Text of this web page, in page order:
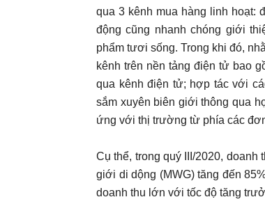
qua 3 kênh mua hàng linh hoạt:
động cũng nhanh chóng giới
phẩm tươi sống. Trong khi đó,
kênh trên nền tảng điện tử bao
qua kênh điện tử; hợp tác với
sắm xuyên biên giới thông qua
ứng với thị trường từ phía các
Cụ thể, trong quý III/2020,
giới di dộng (MWG) tăng đến
doanh thu lớn với tốc độ tăng